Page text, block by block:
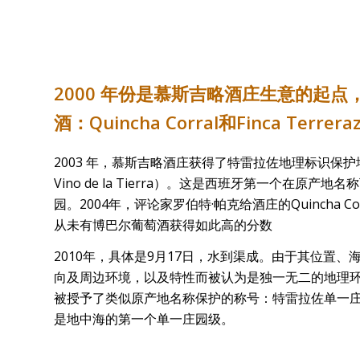
2000 年份是慕斯吉略酒庄生意的起点
酒： Quincha Corral和Finca
2003 年，慕斯吉略酒庄获得了特雷拉佐地理标识保护
Vino de la Tierra）。这是西班牙第一个在原产地名
园。2004年，评论家罗伯特·帕克给酒庄的Quincha
从未有博巴尔葡萄酒获得如此高的分数
2010年，具体是9月17日，水到渠成。由于其位置、
向及周边环境，以及特性而被认为是独一无二的地理
被授予了类似原产地名称保护的称号：特雷拉佐单一
是地中海的第一个单一庄园级。